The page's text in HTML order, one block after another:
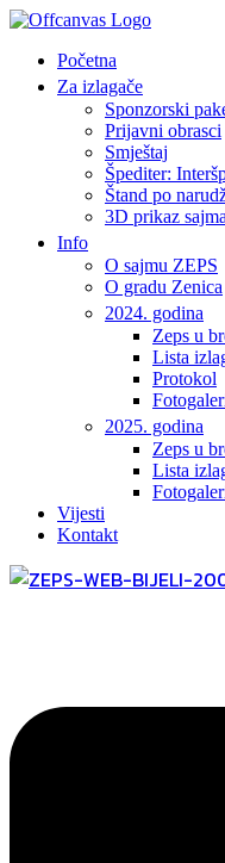
Početna
Za izlagače
Sponzorski
Prijavni obrasci
Smještaj
Špediter:
Štand po
3D prikaz sajma
Info
O sajmu ZEPS
O gradu Zenica
2024. godina
Zeps u
Lista
Protokol
2025. godina
Zeps u
Lista
Vijesti
Kontakt